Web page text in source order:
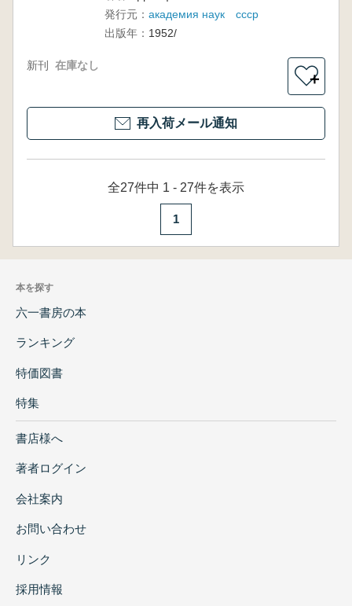
発行元： академия наук ссср
出版年： 1952/
新刊 在庫なし
＋
再入荷メール通知
全27件中 1 - 27件を表示
1
本を探す
六一書房の本
ランキング
特価図書
特集
書店様へ
著者ログイン
会社案内
お問い合わせ
リンク
採用情報